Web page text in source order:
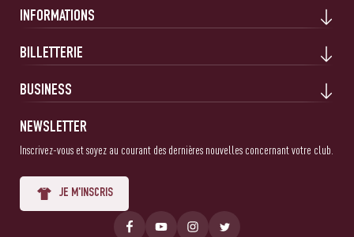
INFORMATIONS
BILLETTERIE
BUSINESS
NEWSLETTER
Inscrivez-vous et soyez au courant des dernières nouvelles concernant votre club.
JE M'INSCRIS